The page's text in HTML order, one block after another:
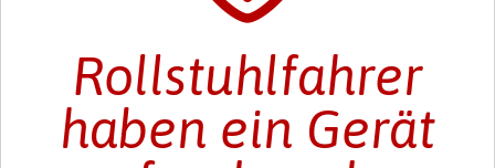
Rollstuhlfahrer
haben ein Gerät